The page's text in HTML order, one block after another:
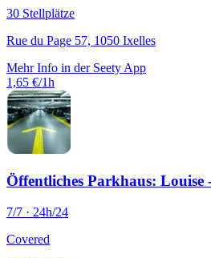
30 Stellplätze
Rue du Page 57, 1050 Ixelles
Mehr Info in der Seety App
1,65 €/1h
Öffentliches Parkhaus: Louise
7/7 · 24h/24
Covered